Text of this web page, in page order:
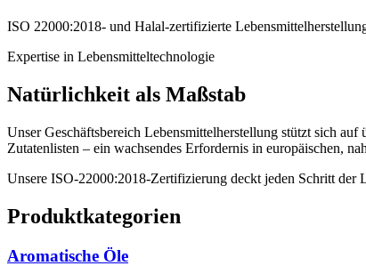
ISO 22000:2018- und Halal-zertifizierte
Expertise in Lebensmitteltechnologie
Natürlichkeit als Maßstab
Unser Geschäftsbereich Lebensmittelherstellung stützt sich
Zutatenlisten – ein wachsendes Erfordernis in europäischen,
Unsere ISO-22000:2018-Zertifizierung deckt jeden Schritt der
Produktkategorien
Aromatische Öle